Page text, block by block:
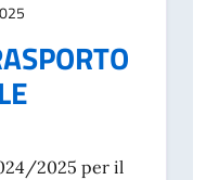
2025 per il